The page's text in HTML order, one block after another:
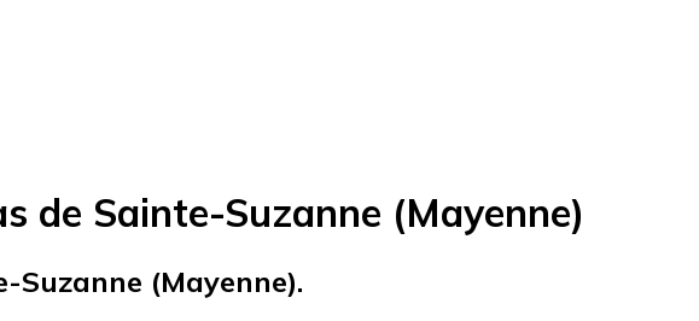
de Sainte-Suzanne (Mayenne)
(Mayenne).